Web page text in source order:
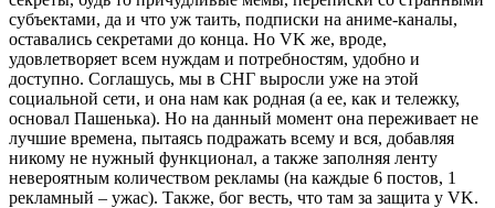
субъектами, да и что уж таить, подписки на аниме-каналы,
оставались секретами до конца. Но VK же, вроде,
удовлетворяет всем нуждам и потребностям, удобно и
доступно. Соглашусь, мы в СНГ выросли уже на этой
социальной сети, и она нам как родная (а ее, как и тележку,
основал Пашенька). Но на данный момент она переживает не
лучшие времена, пытаясь подражать всему и вся, добавляя
никому не нужный функционал, а также заполняя ленту
невероятным количеством рекламы (на каждые 6 постов, 1
рекламный – ужас). Также, бог весть, что там за защита у VK.